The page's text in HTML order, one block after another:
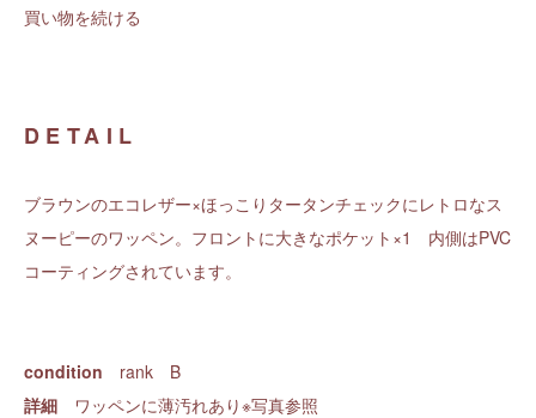
買い物を続ける
DETAIL
ブラウンのエコレザー×ほっこりタータンチェックにレトロなス
ヌーピーのワッペン。フロントに大きなポケット×1 内側はPVC
コーティングされています。
condition rank B
詳細 ワッペンに薄汚れあり※写真参照